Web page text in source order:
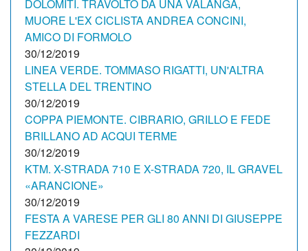
DOLOMITI. TRAVOLTO DA UNA VALANGA,
MUORE L'EX CICLISTA ANDREA CONCINI,
AMICO DI FORMOLO
30/12/2019
LINEA VERDE. TOMMASO RIGATTI, UN'ALTRA
STELLA DEL TRENTINO
30/12/2019
COPPA PIEMONTE. CIBRARIO, GRILLO E FEDE
BRILLANO AD ACQUI TERME
30/12/2019
KTM. X-STRADA 710 E X-STRADA 720, IL GRAVEL
«ARANCIONE»
30/12/2019
FESTA A VARESE PER GLI 80 ANNI DI GIUSEPPE
FEZZARDI